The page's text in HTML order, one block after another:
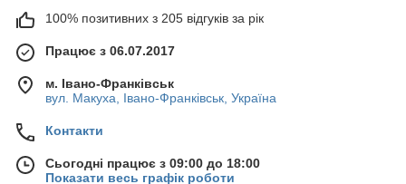
100% позитивних з 205 відгуків за рік
Працює з 06.07.2017
м. Івано-Франківськ
вул. Макуха, Івано-Франківськ, Україна
Контакти
Сьогодні працює з 09:00 до 18:00
Показати весь графік роботи